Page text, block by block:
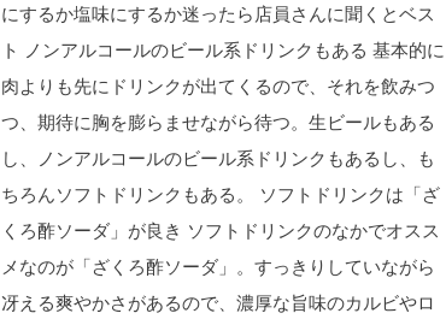
にするか塩味にするか迷ったら店員さんに聞くとベス
ト ノンアルコールのビール系ドリンクもある 基本的に
肉よりも先にドリンクが出てくるので、それを飲みつ
つ、期待に胸を膨らませながら待つ。生ビールもある
し、ノンアルコールのビール系ドリンクもあるし、も
ちろんソフトドリンクもある。 ソフトドリンクは「ざ
くろ酢ソーダ」が良き ソフトドリンクのなかでオスス
メなのが「ざくろ酢ソーダ」。すっきりしていながら
冴える爽やかさがあるので、濃厚な旨味のカルビやロ